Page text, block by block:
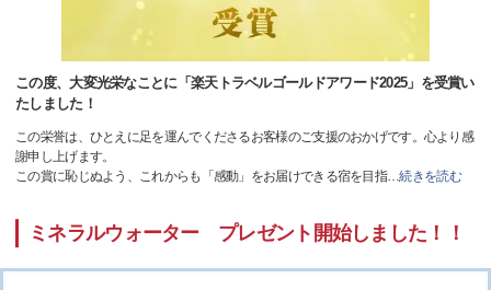
この度、大変光栄なことに「楽天トラベルゴールドアワード2025」を受賞い
たしました！
この栄誉は、ひとえに足を運んでくださるお客様のご支援のおかげです。心より感
謝申し上げます。
この賞に恥じぬよう、これからも「感動」をお届けできる宿を目指…続きを読む
ミネラルウォーター プレゼント開始しました！！